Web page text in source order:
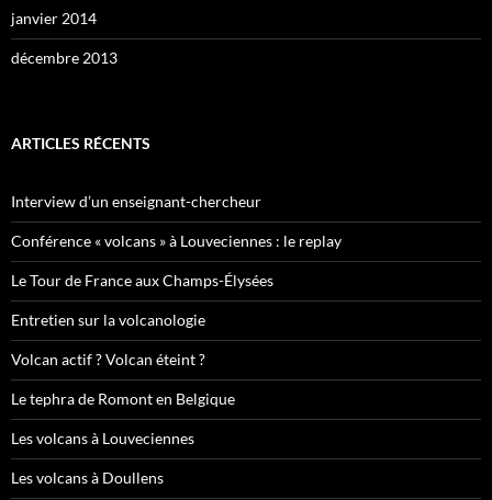
janvier 2014
décembre 2013
ARTICLES RÉCENTS
Interview d’un enseignant-chercheur
Conférence « volcans » à Louveciennes : le replay
Le Tour de France aux Champs-Élysées
Entretien sur la volcanologie
Volcan actif ? Volcan éteint ?
Le tephra de Romont en Belgique
Les volcans à Louveciennes
Les volcans à Doullens